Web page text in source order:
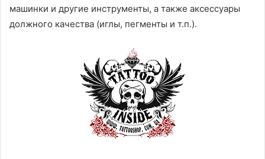
машинки и другие инструменты, а также аксессуары
должного качества (иглы, пегменты и т.п.).